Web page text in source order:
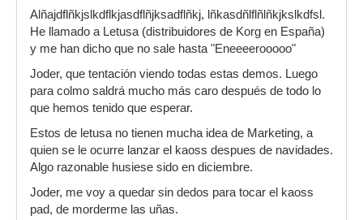
Alñajdflñkjslkdflkjasdflñjksadflñkj, lñkasdñlflñlñkjkslkdfsl.
He llamado a Letusa (distribuidores de Korg en España)
y me han dicho que no sale hasta "Eneeeerooooo"
Joder, que tentación viendo todas estas demos. Luego
para colmo saldrá mucho más caro después de todo lo
que hemos tenido que esperar.
Estos de letusa no tienen mucha idea de Marketing, a
quien se le ocurre lanzar el kaoss despues de navidades.
Algo razonable husiese sido en diciembre.
Joder, me voy a quedar sin dedos para tocar el kaoss
pad, de morderme las uñas.